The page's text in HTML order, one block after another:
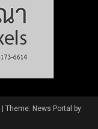
Theme: News Portal by